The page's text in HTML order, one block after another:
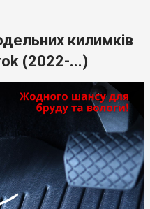
килимків
(2022-...)